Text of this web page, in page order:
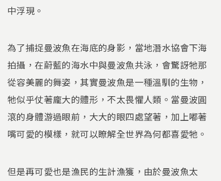
中浮現。
為了捕捉曼波魚在海底的身影，當地潛水協會下海
拍攝，在蔚藍的海水中與曼波魚共泳，會驚訝牠那
從容美麗的舞姿，其實曼波魚是一種溫馴的生物，
牠似乎仗著龐大的體形，不太畏懼人類。當曼波圓
滾的身體游過眼前，大大的眼四處望著，加上嘟著
嘴可愛的模樣，就可以瞭解全世界為何都喜愛牠。
但是再可愛也是漁民的生計漁獲，由於曼波魚太